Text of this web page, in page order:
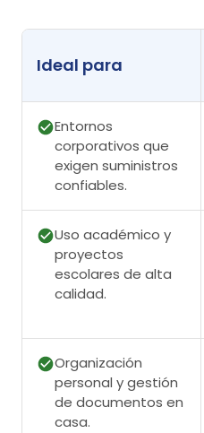
Ideal para
Entornos
corporativos que
exigen suministros
confiables.
Uso académico y
proyectos
escolares de alta
calidad.
Organización
personal y gestión
de documentos en
casa.